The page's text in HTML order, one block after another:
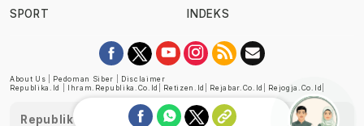
SPORT
INDEKS
About Us Pedoman Siber
Disclaimer
Republika.id
Ihram.republika.co.id Retizen.id Rejabar.co.id Rejogja.co.id
Republika telah diverifikasi oleh Dewan Pers